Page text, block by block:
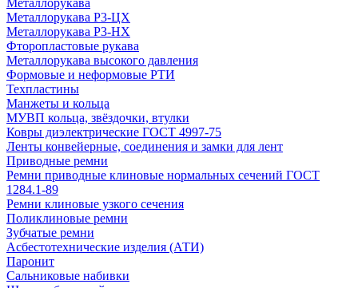
Металлорукава
Металлорукава Р3-ЦХ
Металлорукава Р3-НХ
Фторопластовые рукава
Металлорукава высокого давления
Формовые и неформовые РТИ
Техпластины
Манжеты и кольца
МУВП кольца, звёздочки, втулки
Ковры диэлектрические ГОСТ 4997-75
Ленты конвейерные, соединения и замки для лент
Приводные ремни
Ремни приводные клиновые нормальных сечений ГОСТ
1284.1-89
Ремни клиновые узкого сечения
Поликлиновые ремни
Зубчатые ремни
Асбестотехнические изделия (АТИ)
Паронит
Сальниковые набивки